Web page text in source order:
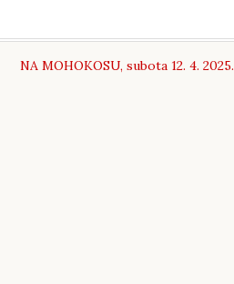
NA MOHOKOSU, subota 12. 4. 2025.